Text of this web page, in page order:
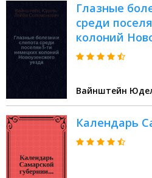
Глазные
среди
колоний
Самарской
Вайнштейн
Календарь